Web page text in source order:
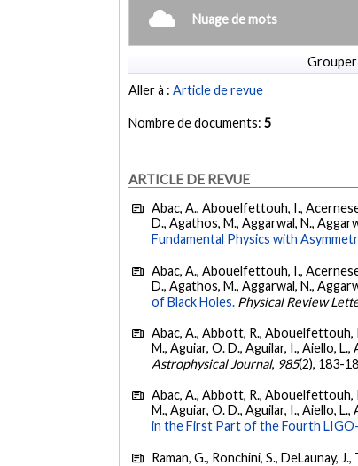
Nuage de mots
Grouper
Aller à :Article de revue
Nombre de documents:5
ARTICLE DE REVUE
Abac, A., Abouelfettouh, I.,
D., Agathos, M., Aggarwal, N.,
Fundamental Physics with
Abac, A., Abouelfettouh, I.,
D., Agathos, M., Aggarwal, N.,
of Black Holes. Physical Review
Abac, A., Abbott, R., Abouelfettouh,
M., Aguiar, O. D., Aguilar, I., Aiello,
Astrophysical Journal, 985(2), 183-
Abac, A., Abbott, R., Abouelfettouh,
M., Aguiar, O. D., Aguilar, I., Aiello,
in the First Part of the Fourth
Raman, G., Ronchini, S., DeLaunay,